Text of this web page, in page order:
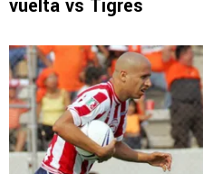
vuelta vs Tigres